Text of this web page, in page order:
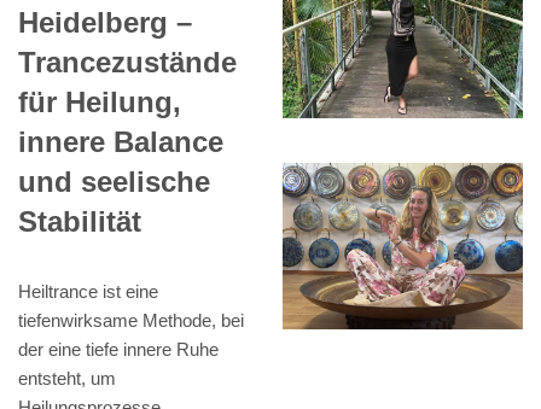
Heidelberg –
Trancezustände
für Heilung,
innere Balance
und seelische
Stabilität
Heiltrance ist eine
tiefenwirksame Methode, bei
der eine tiefe innere Ruhe
entsteht, um